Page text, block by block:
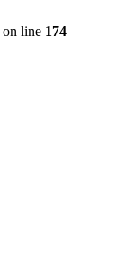
on line 174